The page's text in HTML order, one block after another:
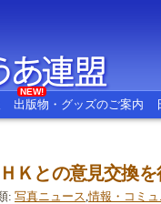
盟
出版物・グッズのご案内
NEW!
Ｋとの意見交換
: 写真ニュース,情報・コミ